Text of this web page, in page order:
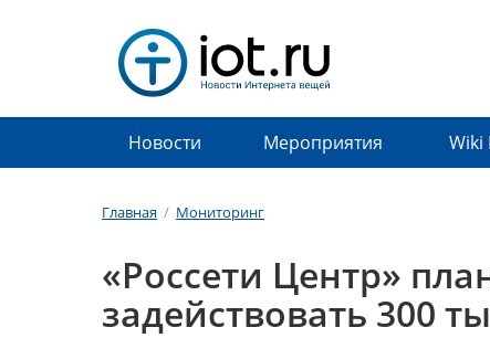
Новости Мероприятия Wiki
Главная / Мониторинг
«Россети Центр»
задействовать 300